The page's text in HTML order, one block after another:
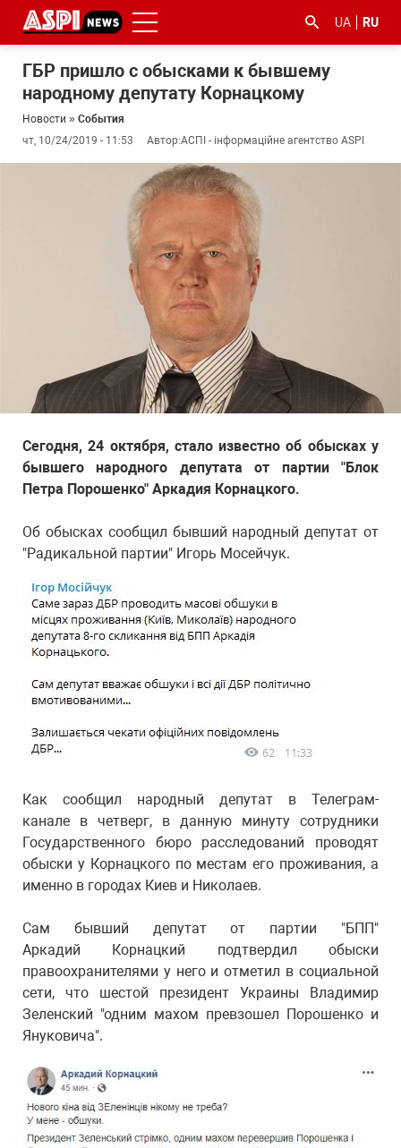
UA RU
ГБР пришло с обысками к бывшему
народному депутату Корнацкому
Новости » События
чт, 10/24/2019 - 11:53
Автор:АСПІ - інформаційне агентство ASPI
Сегодня, 24 октября, стало известно об обысках у
бывшего народного депутата от партии "Блок
Петра Порошенко" Аркадия Корнацкого.
Об обысках сообщил бывший народный депутат от
"Радикальной партии" Игорь Мосейчук.
Как сообщил народный депутат в Телеграм-
канале в четверг, в данную минуту сотрудники
Государственного бюро расследований проводят
обыски у Корнацкого по местам его проживания, а
именно в городах Киев и Николаев.
Сам бывший депутат от партии "БПП"
Аркадий Корнацкий подтвердил обыски
правоохранителями у него и отметил в социальной
сети, что шестой президент Украины Владимир
Зеленский "одним махом превзошел Порошенко и
Януковича".
#гфс #Киев #коронавірус